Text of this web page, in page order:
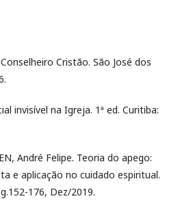
Cristão. São José dos
invisível na Igreja. 1ª ed. Curitiba:
André Felipe. Teoria do apego:
e aplicação no cuidado espiritual.
176, Dez/2019.